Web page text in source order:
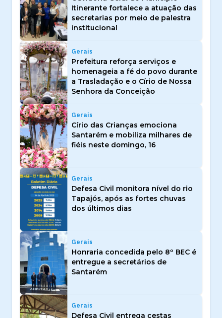
Itinerante fortalece a atuação das
secretarias por meio de palestra
institucional
Gerais
Prefeitura reforça serviços e
homenageia a fé do povo durante
a Trasladação e o Círio de Nossa
Senhora da Conceição
Gerais
Círio das Crianças emociona
Santarém e mobiliza milhares de
fiéis neste domingo, 16
Gerais
Defesa Civil monitora nível do rio
Tapajós, após as fortes chuvas
dos últimos dias
Gerais
Honraria concedida pelo 8º BEC é
entregue a secretários de
Santarém
Gerais
Defesa Civil entrega cestas